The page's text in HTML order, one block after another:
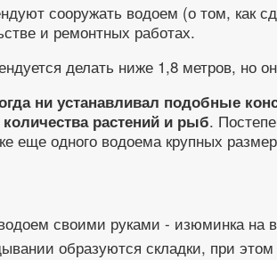
сооружать водоем (о том, как
и ремонтных работах.
делать ниже 1,8 метров, но
ни устанавливал подобные
растений и рыб.
еще одного водоема крупных
своими руками - изюминка на
образуются складки, при